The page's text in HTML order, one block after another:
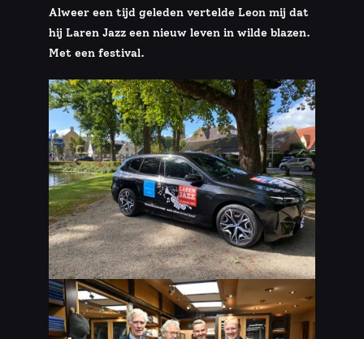
Alweer een tijd geleden vertelde Leon mij dat
hij Laren Jazz een nieuw leven in wilde blazen.
Met een festival.